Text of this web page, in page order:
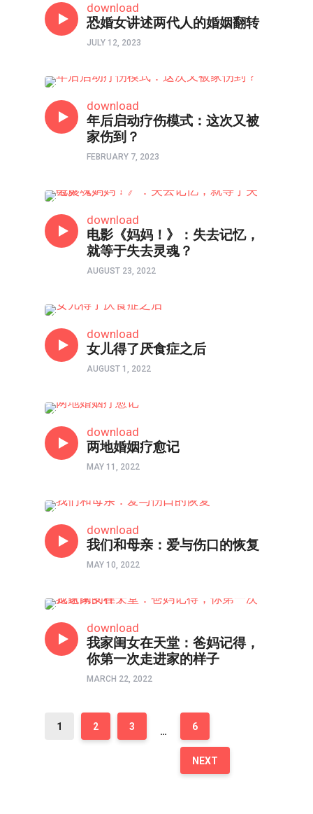
download
恐婚女讲述两代人的婚姻翻转
JULY 12, 2023
download
年后启动疗伤模式：这次又被
家伤到？
FEBRUARY 7, 2023
download
电影《妈妈！》：失去记忆，
就等于失去灵魂？
AUGUST 23, 2022
download
女儿得了厌食症之后
AUGUST 1, 2022
download
两地婚姻疗愈记
MAY 11, 2022
download
我们和母亲：爱与伤口的恢复
MAY 10, 2022
download
我家闺女在天堂：爸妈记得，
你第一次走进家的样子
MARCH 22, 2022
1 2 3 … 6
NEXT